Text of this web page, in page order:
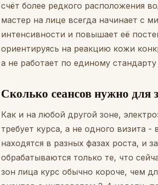
счёт более редкого расположения
мастер на лице всегда начинает с
интенсивности и повышает её
ориентируясь на реакцию кожи
а не работает по единому стандарту
Сколько сеансов нужно для
Как и на любой другой зоне,
требует курса, а не одного визита -
находятся в разных фазах роста, и
обрабатываются только те, что
зон лица курс обычно короче, чем